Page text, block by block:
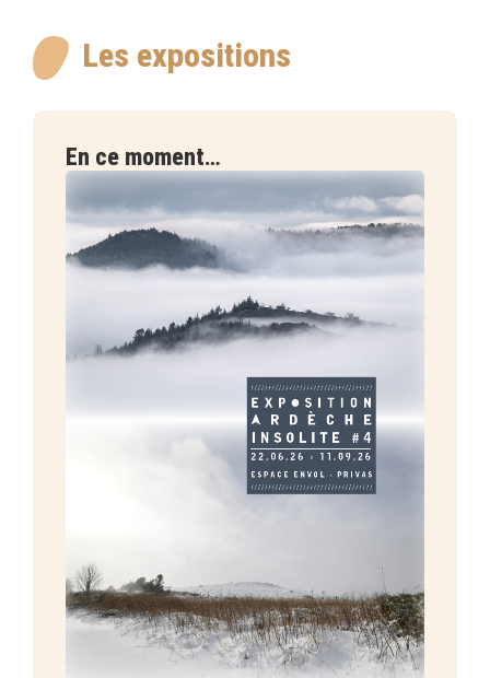
Les expositions
En ce moment…